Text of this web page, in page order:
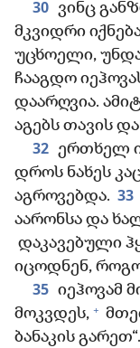
30 ვინც
მკვიდრი
უცხოელი,
ჩააგდო
დაარღვია.
აგებს თავის
32 ერთხელ
დროს ნახეს
აგროვებდა. 33
აარონსა და
დაკავებული
იცოდნენ,
35 იეჰოვამ
მოკვდეს, +
ბანაკის გარეთ“.